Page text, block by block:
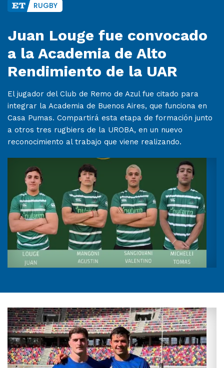
RUGBY
Juan Louge fue convocado
a la Academia de Alto
Rendimiento de la UAR
El jugador del Club de Remo de Azul fue citado para
integrar la Academia de Buenos Aires, que funciona en
Casa Pumas. Compartirá esta etapa de formación junto
a otros tres rugbiers de la UROBA, en un nuevo
reconocimiento al trabajo que viene realizando.